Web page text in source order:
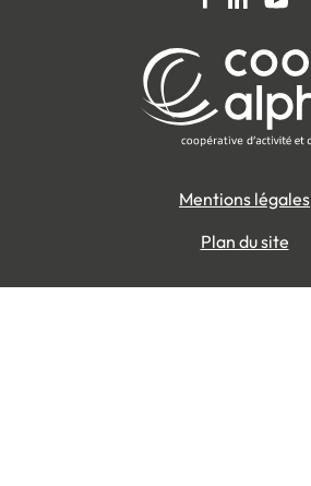
Mentions légales
Plan du site